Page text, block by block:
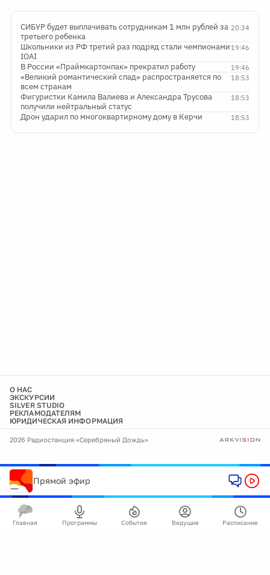
20:34
СИБУР будет выплачивать сотрудникам 1 млн рублей за
третьего ребенка
19:46
Школьники из РФ третий раз подряд стали чемпионами
IOAI
19:46
В России «Праймкартонпак» прекратил работу
18:53
«Великий романтический спад» распространяется по
всем странам
18:53
Фигуристки Камила Валиева и Александра Трусова
получили нейтральный статус
18:53
Дрон ударил по многоквартирному дому в Керчи
О НАС
ЭКСКУРСИИ
SILVER STUDIO
РЕКЛАМОДАТЕЛЯМ
ЮРИДИЧЕСКАЯ ИНФОРМАЦИЯ
2026 Радиостанция «Серебряный Дождь»
Прямой эфир
Главная Программы События Ведущие Расписание